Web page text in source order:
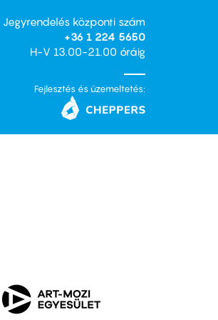
Jegyrendelés központi szám
+36 1 224 5650
H-V 13.00-21.00 óráig
Fejlesztés és üzemeltetés: